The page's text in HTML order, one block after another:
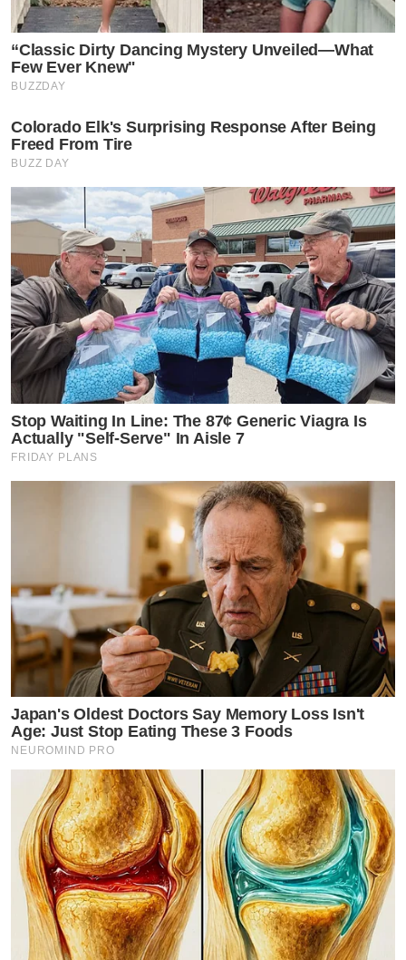
“Classic Dirty Dancing Mystery Unveiled—What
Few Ever Knew"
BUZZDAY
Colorado Elk's Surprising Response After Being
Freed From Tire
BUZZ DAY
Stop Waiting In Line: The 87¢ Generic Viagra Is
Actually "Self-Serve" In Aisle 7
FRIDAY PLANS
Japan's Oldest Doctors Say Memory Loss Isn't
Age: Just Stop Eating These 3 Foods
NEUROMIND PRO